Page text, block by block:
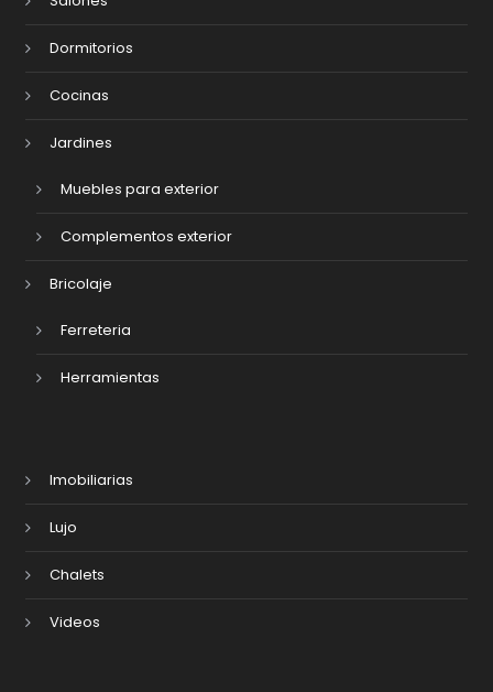
Dormitorios
Cocinas
Jardines
Muebles para exterior
Complementos exterior
Bricolaje
Ferreteria
Herramientas
Imobiliarias
Lujo
Chalets
Videos